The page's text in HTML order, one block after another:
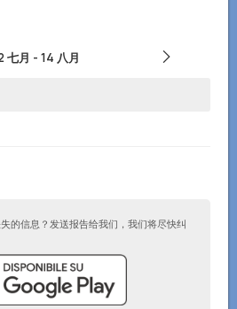
七月 - 14 八月
的信息？发送报告给我们，我们将尽快纠